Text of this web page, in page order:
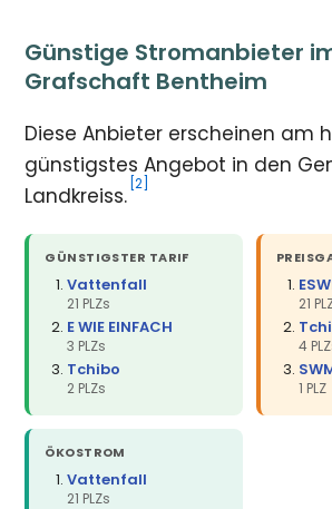
Günstige Stromanbieter
Grafschaft Bentheim
Diese Anbieter erscheinen am
günstigstes Angebot in den
Landkreiss. [2]
GÜNSTIGSTER TARIF
Vattenfall
21 PLZs
E WIE EINFACH
3 PLZs
Tchibo
2 PLZs
21
4
1 PLZ
ÖKOSTROM
Vattenfall
21 PLZs